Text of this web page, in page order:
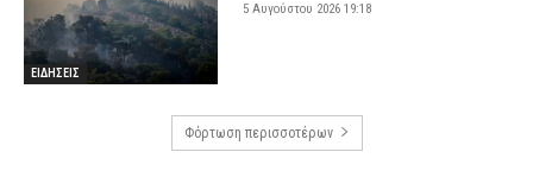
ΕΙΔΗΣΕΙΣ
5 Αυγούστου 2026 19:18
Φόρτωση περισσοτέρων